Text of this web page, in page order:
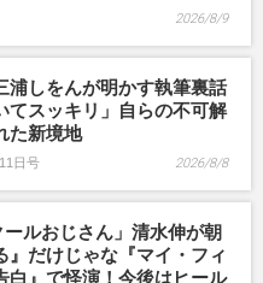
2026/8/9
浦しをんが明かす執筆裏話
てスッキリ」自らの不可解
た新境地
日号 2026/8/8
ルおじさん」清水伸が朝
』だけじゃな『マイ・フィ
白』で怪演！今後はヒール